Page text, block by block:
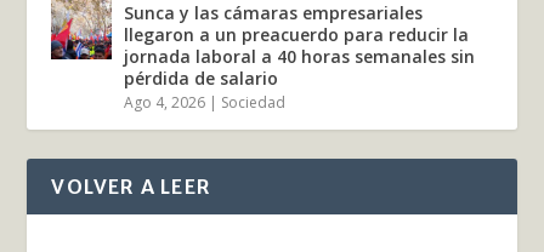
Sunca y las cámaras empresariales
llegaron a un preacuerdo para reducir la
jornada laboral a 40 horas semanales sin
pérdida de salario
Ago 4, 2026 | Sociedad
VOLVER A LEER